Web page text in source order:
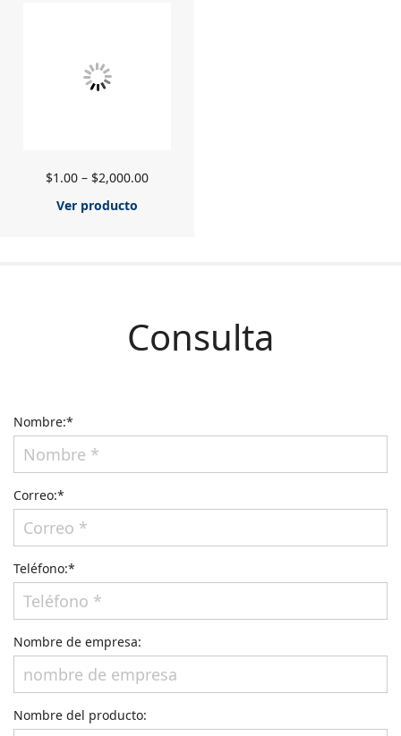
$1.00– $2,000.00
Ver producto
Consulta
Nombre:*
Correo:*
Teléfono:*
Nombre de empresa:
Nombre del producto: